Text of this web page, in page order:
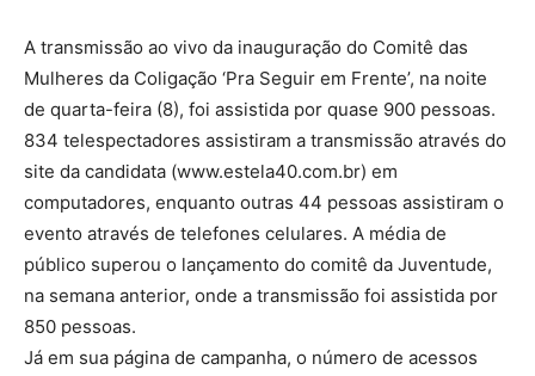
A transmissão ao vivo da inauguração do Comitê das
Mulheres da Coligação ‘Pra Seguir em Frente’, na noite
de quarta-feira (8), foi assistida por quase 900 pessoas.
834 telespectadores assistiram a transmissão através do
site da candidata (www.estela40.com.br) em
computadores, enquanto outras 44 pessoas assistiram o
evento através de telefones celulares. A média de
público superou o lançamento do comitê da Juventude,
na semana anterior, onde a transmissão foi assistida por
850 pessoas.
Já em sua página de campanha, o número de acessos